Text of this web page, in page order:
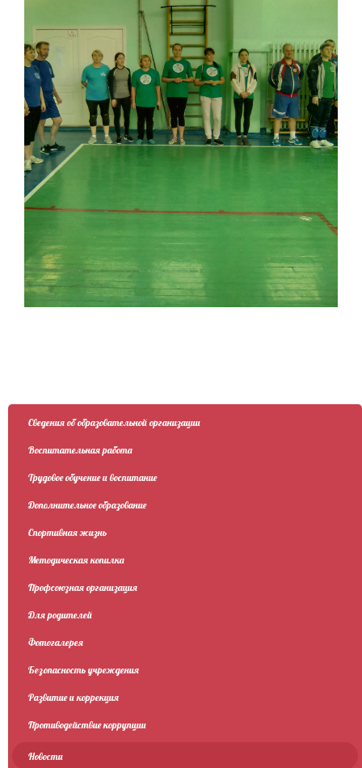
Сведения об образовательной организации
Воспитательная работа
Трудовое обучение и воспитание
Дополнительное образование
Спортивная жизнь
Методическая копилка
Профсоюзная организация
Для родителей
Фотогалерея
Безопасность учреждения
Развитие и коррекция
Противодействие коррупции
Новости